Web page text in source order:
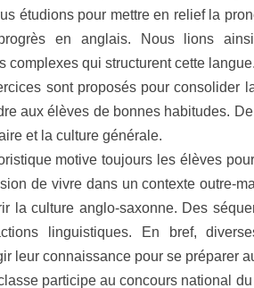
étudions pour mettre en relief la
en anglais. Nous lions
complexes qui structurent cette
sont proposés pour consolider
aux élèves de bonnes habitudes.
et la culture générale.
motive toujours les élèves
de vivre dans un contexte outre-
la culture anglo-saxonne. Des
linguistiques. En bref,
leur connaissance pour se préparer
participe au concours national